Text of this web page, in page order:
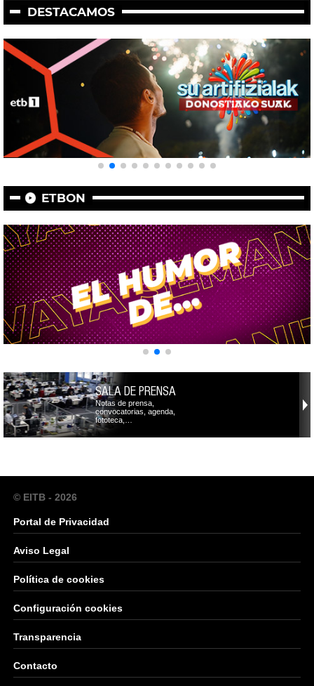
DESTACAMOS
ETBON
SALA DE PRENSA
Notas de prensa,
convocatorias, agenda,
fototeca,…
© EITB - 2026
Portal de Privacidad
Aviso Legal
Política de cookies
Configuración cookies
Transparencia
Contacto